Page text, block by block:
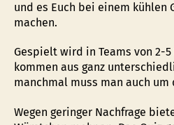
und es Euch bei einem kühlen
machen.
Gespielt wird in Teams von 2-5
kommen aus ganz
manchmal muss man auch um
Wegen geringer Nachfrage